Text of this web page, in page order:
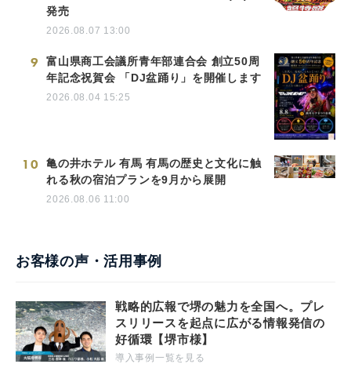
発売
2026.08.07 13:00
9
富山県商工会議所青年部連合会 創立50周
年記念祝賀会 「DJ盆踊り」を開催します
2026.08.04 15:25
10
亀の井ホテル 有馬 有馬の歴史と文化に触
れる秋の宿泊プランを9月から展開
2026.08.06 11:00
お客様の声・活用事例
戦略的広報で堺の魅力を全国へ。プレ
スリリースを起点に広がる情報発信の
好循環【堺市様】
導入事例一覧を見る